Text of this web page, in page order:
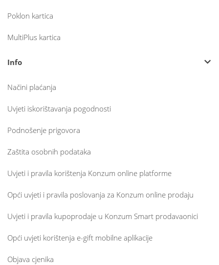
Poklon kartica
MultiPlus kartica
Info
Načini plaćanja
Uvjeti iskorištavanja pogodnosti
Podnošenje prigovora
Zaštita osobnih podataka
Uvjeti i pravila korištenja Konzum online platforme
Opći uvjeti i pravila poslovanja za Konzum online prodaju
Uvjeti i pravila kupoprodaje u Konzum Smart prodavaonici
Opći uvjeti korištenja e-gift mobilne aplikacije
Objava cjenika